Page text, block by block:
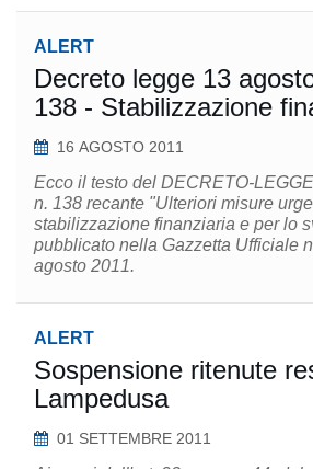
ALERT
Decreto legge 13
138 - Stabilizzazione
16 AGOSTO 2011
Ecco il testo del DECRETO-
n. 138 recante "Ulteriori misure
stabilizzazione finanziaria e per lo
pubblicato nella Gazzetta Ufficiale
agosto 2011.
ALERT
Sospensione ritenute
Lampedusa
01 SETTEMBRE 2011